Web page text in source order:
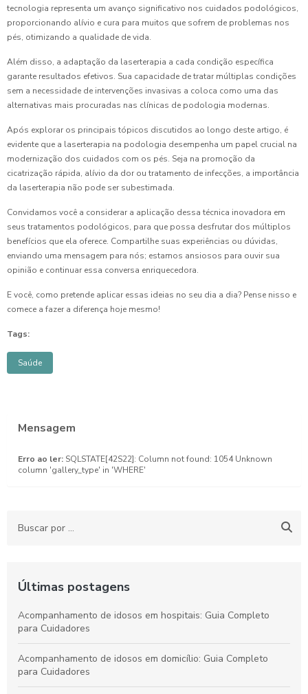
tecnologia representa um avanço significativo nos cuidados podológicos,
proporcionando alívio e cura para muitos que sofrem de problemas nos
pés, otimizando a qualidade de vida.
Além disso, a adaptação da laserterapia a cada condição específica
garante resultados efetivos. Sua capacidade de tratar múltiplas condições
sem a necessidade de intervenções invasivas a coloca como uma das
alternativas mais procuradas nas clínicas de podologia modernas.
Após explorar os principais tópicos discutidos ao longo deste artigo, é
evidente que a laserterapia na podologia desempenha um papel crucial na
modernização dos cuidados com os pés. Seja na promoção da
cicatrização rápida, alívio da dor ou tratamento de infecções, a importância
da laserterapia não pode ser subestimada.
Convidamos você a considerar a aplicação dessa técnica inovadora em
seus tratamentos podológicos, para que possa desfrutar dos múltiplos
benefícios que ela oferece. Compartilhe suas experiências ou dúvidas,
enviando uma mensagem para nós; estamos ansiosos para ouvir sua
opinião e continuar essa conversa enriquecedora.
E você, como pretende aplicar essas ideias no seu dia a dia? Pense nisso e
comece a fazer a diferença hoje mesmo!
Tags:
Saúde
Mensagem
Erro ao ler: SQLSTATE[42S22]: Column not found: 1054 Unknown
column 'gallery_type' in 'WHERE'
Últimas postagens
Acompanhamento de idosos em hospitais: Guia Completo
para Cuidadores
Acompanhamento de idosos em domicílio: Guia Completo
para Cuidadores